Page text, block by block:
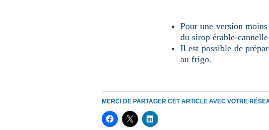
Pour une version
du sirop érable-
Il est possible de
au frigo.
MERCI DE PARTAGER CET ARTICLE AVEC VOTRE